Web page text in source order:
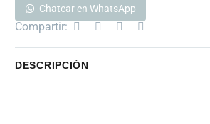
Chatear en WhatsApp
Compartir:
DESCRIPCIÓN